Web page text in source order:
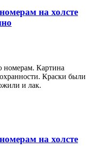
на холсте
номерам. Картина
Краски были
и лак.
на холсте